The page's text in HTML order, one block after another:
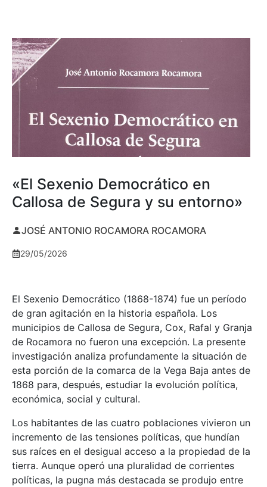
«El Sexenio Democrático en
Callosa de Segura y su entorno»
JOSÉ ANTONIO ROCAMORA ROCAMORA
29/05/2026
El Sexenio Democrático (1868-1874) fue un período
de gran agitación en la historia española. Los
municipios de Callosa de Segura, Cox, Rafal y Granja
de Rocamora no fueron una excepción. La presente
investigación analiza profundamente la situación de
esta porción de la comarca de la Vega Baja antes de
1868 para, después, estudiar la evolución política,
económica, social y cultural.
Los habitantes de las cuatro poblaciones vivieron un
incremento de las tensiones políticas, que hundían
sus raíces en el desigual acceso a la propiedad de la
tierra. Aunque operó una pluralidad de corrientes
políticas, la pugna más destacada se produjo entre